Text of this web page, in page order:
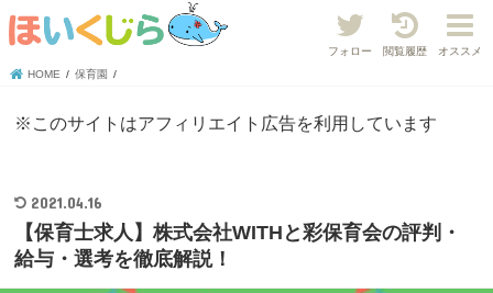
フォロー 閲覧履歴
オススメ
HOME
保育園
※このサイトはアフィリエイト広告を利用しています
2021.04.16
【保育士求人】株式会社WITHと彩保育会の評判・
給与・選考を徹底解説！